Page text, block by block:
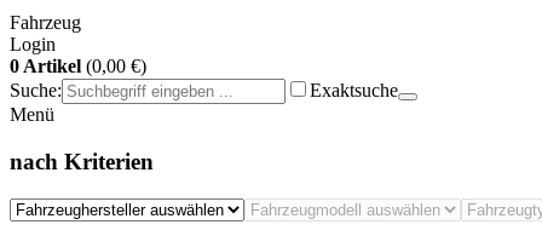
Fahrzeug
Login
0 Artikel (0,00 €)
Suche:
Exaktsuche
Menü
nach Kriterien